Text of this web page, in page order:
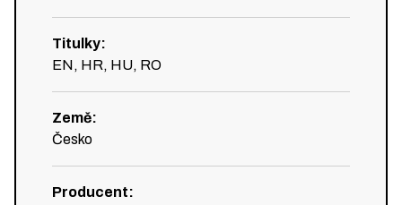
Titulky:
EN, HR, HU, RO
Země:
Česko
Producent: